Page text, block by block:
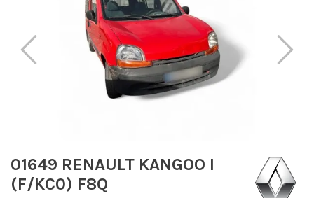
01649 RENAULT KANGOO I
(F/KC0) F8Q